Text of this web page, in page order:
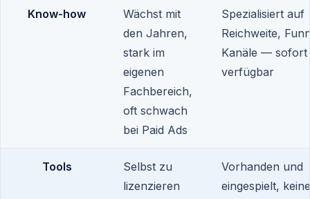
Know-how
Wächst mit
den Jahren,
stark im
eigenen
Fachbereich,
oft schwach
bei Paid Ads
Spezialisiert auf
Reichweite,
Kanäle — sofort
verfügbar
Tools
Selbst zu
lizenzieren
Vorhanden und
eingespielt,